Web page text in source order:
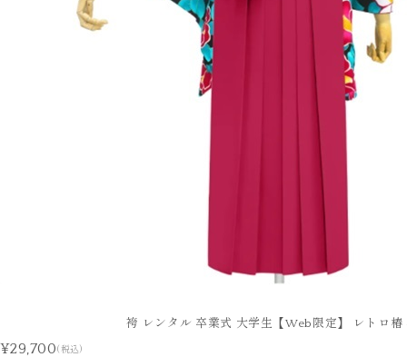
袴 レンタル 卒業式 大学生【Web限定】 レトロ椿
¥29,700(税込)